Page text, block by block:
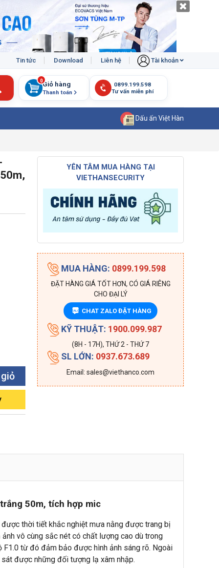
Tin tức Download Liên hệ Tài khoản
Giỏ hàng
Thanh toán
0
Dấu ấn Việt Hàn
YÊN TÂM MUA HÀNG TẠI
VIETHANSECURITY
MUA HÀNG: 0899.199.598
ĐẶT HÀNG GIÁ TỐT HƠN, CÓ GIÁ RIÊNG
CHO ĐẠI LÝ
ZALO CHAT ZALO ĐẶT HÀNG
KỸ THUẬT: 1900.099.987
(8H - 17H), THỨ 2 - THỨ 7
SL LỚN: 0937.673.689
Email: sales@viethanco.com
50m, tích hợp mic
thời tiết khắc nghiệt mưa nằng được trang bị
vô cùng sắc nét có chất lượng cao dù trong
F1.0 từ đó đảm bảo được hình ảnh sáng rõ. Ngoài
được những đối tượng lạ xâm nhập.